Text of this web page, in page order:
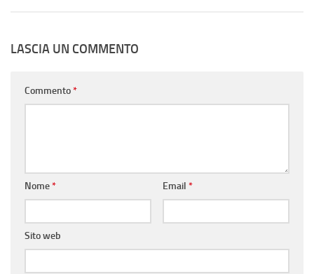
LASCIA UN COMMENTO
Commento*
Nome* Email *
Sito web